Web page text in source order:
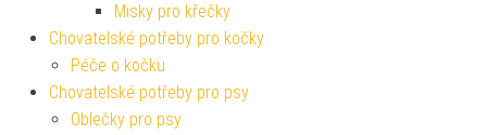
Misky pro křečky
Chovatelské potřeby pro kočky
Péče o kočku
Chovatelské potřeby pro psy
Oblečky pro psy